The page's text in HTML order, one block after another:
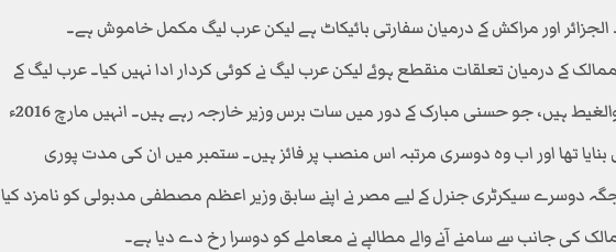
عرب ممالک کے درمیان تعلقات منقطع ہوئے لیکن عرب لیگ نے کوئی کردار ادا نہیں کیا۔ عرب لیگ کے
حالیہ جنرل سیکرٹری احمد ابوالغیط ہیں، جو حسنی مبارک کے دور میں سات برس وزیر خارجہ رہے ہیں۔ انہیں مارچ 2016ء
تھا اور اب وہ دوسری مرتبہ اس منصب پر فائز ہیں۔ ستمبر میں ان کی مدت پوری
دوسرے سیکرٹری جنرل کے لیے مصر نے اپنے سابق وزیر اعظم مصطفی مدبولی کو نامزد کیا
کی جانب سے سامنے آنے والے مطالبے نے معاملے کو دوسرا رخ دے دیا ہے۔